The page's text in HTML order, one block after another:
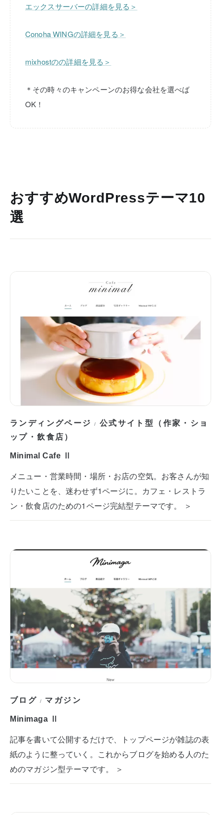
エックスサーバーの詳細を見る＞
Conoha WINGの詳細を見る＞
mixhostのの詳細を見る＞
＊その時々のキャンペーンのお得な会社を選べば
OK！
おすすめWordPressテーマ10
選
ランディングページ / 公式サイト型（作家・ショ
ップ・飲食店）
Minimal Cafe Ⅱ
メニュー・営業時間・場所・お店の空気。お客さんが知
りたいことを、迷わせず1ページに。カフェ・レストラ
ン・飲食店のための1ページ完結型テーマです。 ＞
ブログ / マガジン
Minimaga Ⅱ
記事を書いて公開するだけで、トップページが雑誌の表
紙のように整っていく。これからブログを始める人のた
めのマガジン型テーマです。 ＞